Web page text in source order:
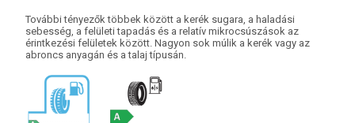
További tényezők többek között a kerék sugara, a haladási
sebesség, a felületi tapadás és a relatív mikrocsúszások az
érintkezési felületek között. Nagyon sok múlik a kerék vagy az
abroncs anyagán és a talaj típusán.